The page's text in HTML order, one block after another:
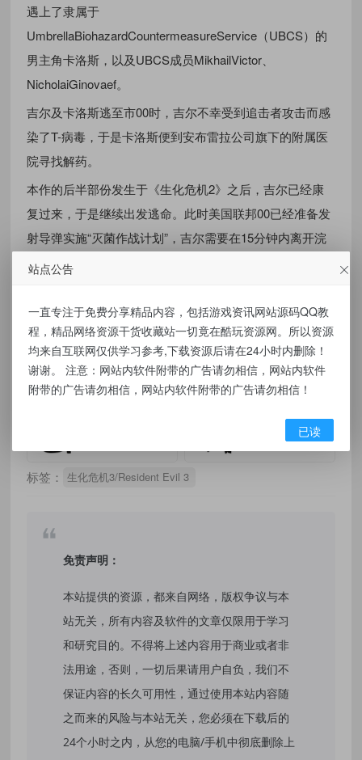
遇上了隶属于
UmbrellaBiohazardCountermeasureService（UBCS）的
男主角卡洛斯，以及UBCS成员MikhailVictor、
NicholaiGinovaef。
吉尔及卡洛斯逃至市00时，吉尔不幸受到追击者攻击而感
染了T-病毒，于是卡洛斯便到安布雷拉公司旗下的附属医
院寻找解药。
本作的后半部份发生于《生化危机2》之后，吉尔已经康
复过来，于是继续出发逃命。此时美国联邦00已经准备发
射导弹实施“灭菌作战计划”，吉尔需要在15分钟内离开浣
熊市。最后，在00处理场成功击倒追击者，并且与卡洛斯
解压密码：www.cmdw.top
资源下载
点击下载
(0)
标签： 生化危机3/Resident Evil 3
免责声明：
本站提供的资源，都来自网络，版权争议与本
站无关，所有内容及软件的文章仅限用于学习
和研究目的。不得将上述内容用于商业或者非
法用途，否则，一切后果请用户自负，我们不
保证内容的长久可用性，通过使用本站内容随
之而来的风险与本站无关，您必须在下载后的
24个小时之内，从您的电脑/手机中彻底删除上
站点公告
一直专注于免费分享精品内容，包括游戏资讯网站源码QQ教
程，精品网络资源干货收藏站一切竟在酷玩资源网。所以资源
均来自互联网仅供学习参考,下载资源后请在24小时内删除！
谢谢。 注意：网站内软件附带的广告请勿相信，网站内软件
附带的广告请勿相信，网站内软件附带的广告请勿相信！
已读